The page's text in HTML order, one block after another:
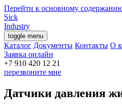
Перейти к основному
Sick
Industry
toggle menu
Каталог Документы Контакты О
Заявка онлайн
перезвоните мне
Датчики давления